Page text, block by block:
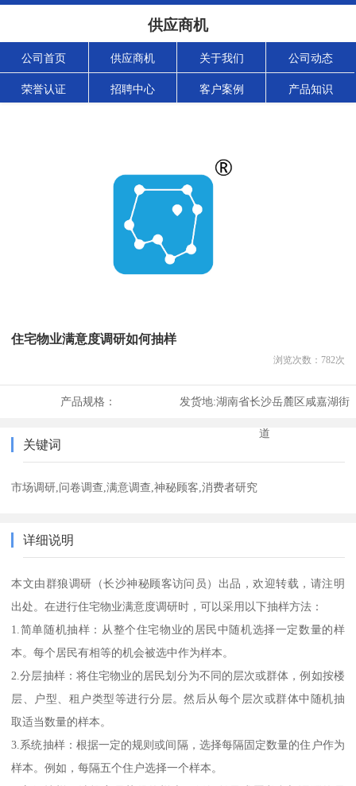
供应商机
公司首页 供应商机 关于我们 公司动态
荣誉认证 招聘中心 客户案例 产品知识
住宅物业满意度调研如何抽样
浏览次数： 782次
产品规格： 发货地:湖南省长沙岳麓区咸嘉湖街
道
关键词
市场调研,问卷调查,满意调查,神秘顾客,消费者研究
详细说明
本文由群狼调研（长沙神秘顾客访问员）出品，欢迎转载，请注明
出处。在进行住宅物业满意度调研时，可以采用以下抽样方法：
1.简单随机抽样：从整个住宅物业的居民中随机选择一定数量的样
本。每个居民有相等的机会被选中作为样本。
2.分层抽样：将住宅物业的居民划分为不同的层次或群体，例如按楼
层、户型、租户类型等进行分层。然后从每个层次或群体中随机抽
取适当数量的样本。
3.系统抽样：根据一定的规则或间隔，选择每隔固定数量的住户作为
样本。例如，每隔五个住户选择一个样本。